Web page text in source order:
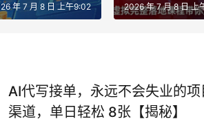
年 7 月 8 日 上午9:02 2026 年 7 月 8 日 上
AI代写接单，永远不会失业的
渠道，单日轻松 8张【揭秘】